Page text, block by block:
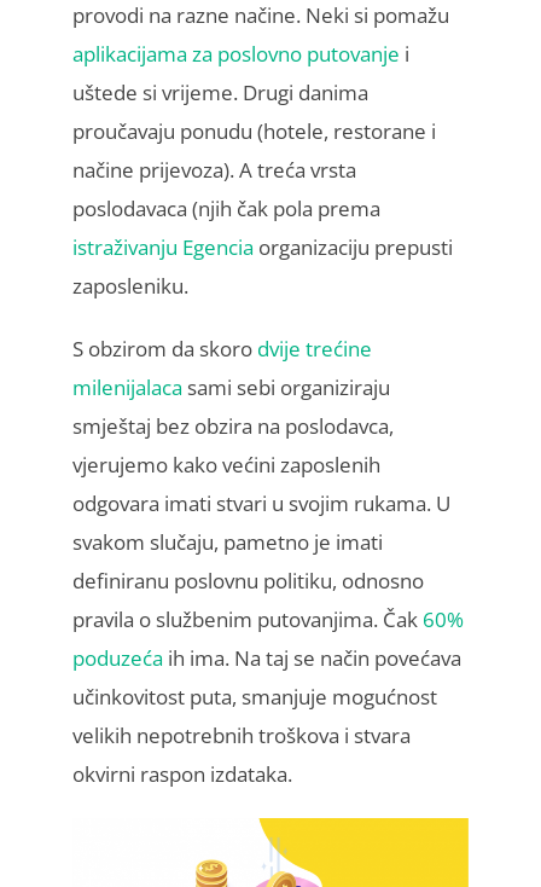
provodi na razne načine. Neki si pomažu
aplikacijama za poslovno putovanje i
uštede si vrijeme. Drugi danima
proučavaju ponudu (hotele, restorane i
načine prijevoza). A treća vrsta
poslodavaca (njih čak pola prema
istraživanju Egencia organizaciju prepusti
zaposleniku.
S obzirom da skoro dvije trećine
milenijalaca sami sebi organiziraju
smještaj bez obzira na poslodavca,
vjerujemo kako većini zaposlenih
odgovara imati stvari u svojim rukama. U
svakom slučaju, pametno je imati
definiranu poslovnu politiku, odnosno
pravila o službenim putovanjima. Čak 60%
poduzeća ih ima. Na taj se način povećava
učinkovitost puta, smanjuje mogućnost
velikih nepotrebnih troškova i stvara
okvirni raspon izdataka.